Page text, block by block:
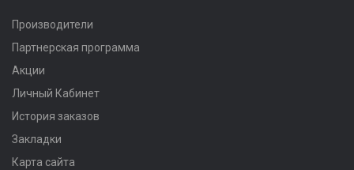
Производители
Партнерская программа
Акции
Личный Кабинет
История заказов
Закладки
Карта сайта